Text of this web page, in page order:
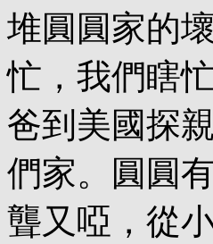
堆圓圓家的
忙，我們瞎
爸到美國探
們家。圓圓
聾又啞，從